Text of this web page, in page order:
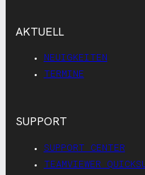
AKTUELL
NEUIGKEITEN
TERMINE
SUPPORT
SUPPORT CENTER
TEAMVIEWER